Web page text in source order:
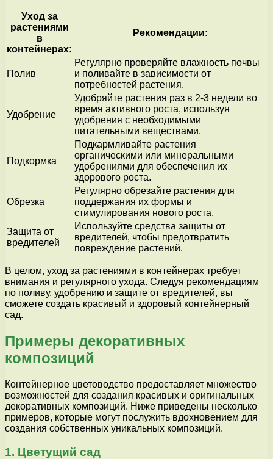
Уход за
растениями
в
контейнерах:
Рекомендации:
Полив
Регулярно проверяйте влажность почвы
и поливайте в зависимости от
потребностей растения.
Удобрение
Удобряйте растения раз в 2-3 недели во
время активного роста, используя
удобрения с необходимыми
питательными веществами.
Подкормка
Подкармливайте растения
органическими или минеральными
удобрениями для обеспечения их
здорового роста.
Обрезка
Регулярно обрезайте растения для
поддержания их формы и
стимулирования нового роста.
Защита от
вредителей
Используйте средства защиты от
вредителей, чтобы предотвратить
повреждение растений.
В целом, уход за растениями в контейнерах требует
внимания и регулярного ухода. Следуя рекомендациям
по поливу, удобрению и защите от вредителей, вы
сможете создать красивый и здоровый контейнерный
сад.
Примеры декоративных
композиций
Контейнерное цветоводство предоставляет множество
возможностей для создания красивых и оригинальных
декоративных композиций. Ниже приведены несколько
примеров, которые могут послужить вдохновением для
создания собственных уникальных композиций.
1. Цветущий сад